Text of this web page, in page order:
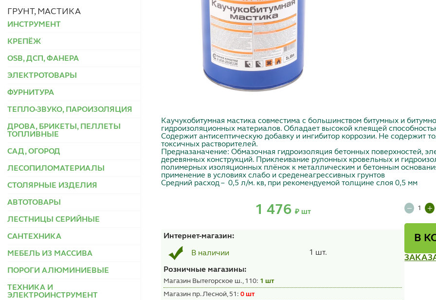
ГРУНТ, МАСТИКА
ИНСТРУМЕНТ
КРЕПЁЖ
OSB, ДСП, ФАНЕРА
ЭЛЕКТРОТОВАРЫ
ФУРНИТУРА
ТЕПЛО-ЗВУКО, ПАРОИЗОЛЯЦИЯ
ДРОВА, БРИКЕТЫ, ПЕЛЛЕТЫ
ТОПЛИВНЫЕ
САД, ОГОРОД
ЛЕСОПИЛОМАТЕРИАЛЫ
СТОЛЯРНЫЕ ИЗДЕЛИЯ
АВТОТОВАРЫ
ЛЕСТНИЦЫ СЕРИЙНЫЕ
САНТЕХНИКА
МЕБЕЛЬ ИЗ МАССИВА
ПОРОГИ АЛЮМИНИЕВЫЕ
ТЕХНИКА И
ЭЛЕКТРОИНСТРУМЕНТ
Каучукобитумная мастика совместима с большинством битумных и
гидроизоляционных материалов. Обладает высокой клеящей
Содержит антисептическую добавку и ингибитор коррозии. Не содержит
токсичных растворителей.
Предназаначение: Обмазочная гидроизоляция бетонных поверхностей,
деревянных конструкций. Приклеивание рулонных кровельных и
полимерных изоляционных плёнок к металлическим и бетонным
применение в условиях слабо и среденеагрессивных грунтов
Средний расход – 0,5 л/м. кв, при рекомендуемой толщине слоя 0,5 мм
1 476 ₽ шт
Интернет-магазин:
В наличии 1 шт.
Розничные магазины:
Магазин Вытегорское ш., 110: 1 шт
Магазин пр. Лесной, 51:0 шт
В